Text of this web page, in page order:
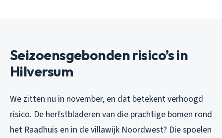
Seizoensgebonden risico’s in
Hilversum
We zitten nu in november, en dat betekent verhoogd
risico. De herfstbladeren van die prachtige bomen rond
het Raadhuis en in de villawijk Noordwest? Die spoelen